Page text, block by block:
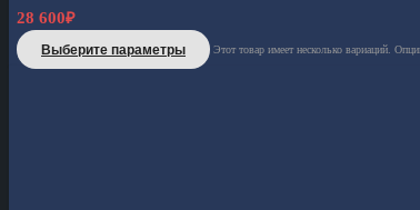
28 600₽
Выберите параметры Этот товар имеет несколько вариаций.